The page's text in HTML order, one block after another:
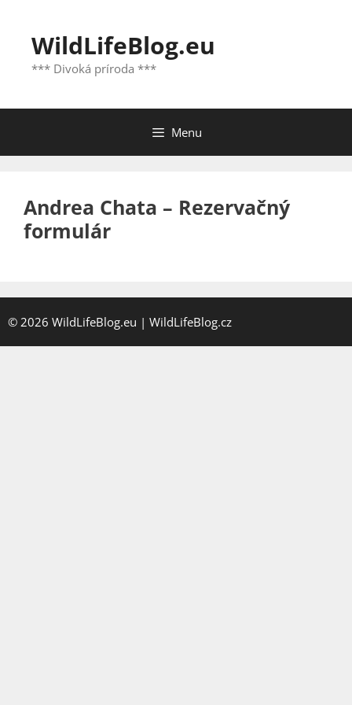
obsahWildLifeBlog.eu
*** Divoká príroda ***
Menu
Andrea Chata – Rezervačný
formulár
© 2026 WildLifeBlog.eu | WildLifeBlog.cz